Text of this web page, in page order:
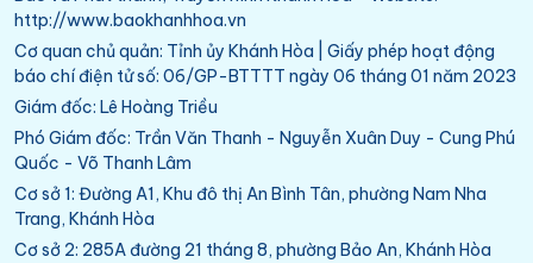
http://www.baokhanhhoa.vn
Cơ quan chủ quản: Tỉnh ủy Khánh Hòa | Giấy phép hoạt động
báo chí điện tử số: 06/GP-BTTTT ngày 06 tháng 01 năm 2023
Giám đốc: Lê Hoàng Triều
Phó Giám đốc: Trần Văn Thanh - Nguyễn Xuân Duy - Cung Phú
Quốc - Võ Thanh Lâm
Cơ sở 1: Đường A1, Khu đô thị An Bình Tân, phường Nam Nha
Trang, Khánh Hòa
Cơ sở 2: 285A đường 21 tháng 8, phường Bảo An, Khánh Hòa